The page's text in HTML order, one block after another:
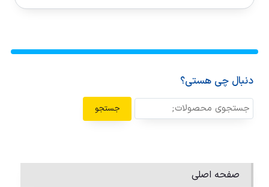
دنبال چی هستی؟
جستجو
صفحه اصلی